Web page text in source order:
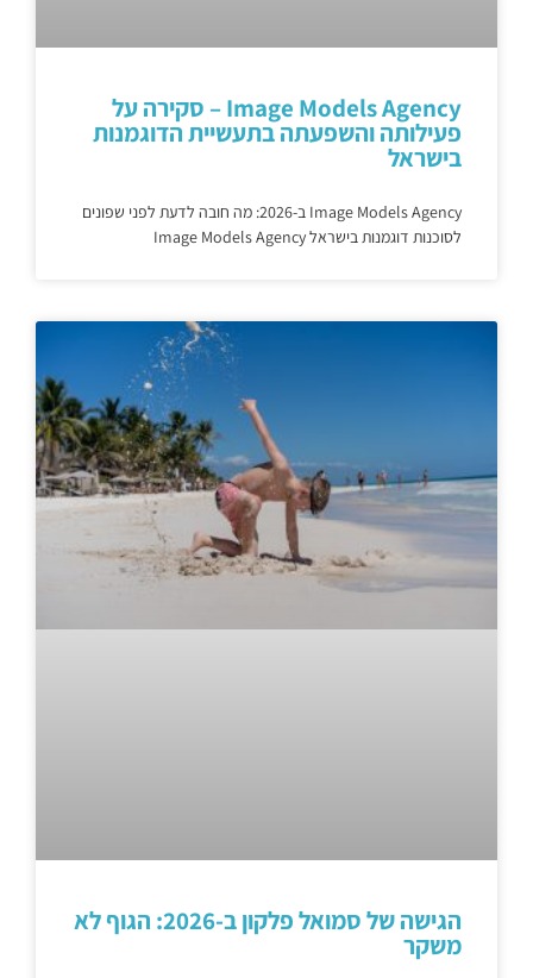
Image Models Agency – סקירה על
פעילותה והשפעתה בתעשיית הדוגמנות
בישראל
Image Models Agency ב-2026: מה חובה לדעת לפני שפונים
לסוכנות דוגמנות בישראל Image Models Agency
הגישה של סמואל פלקון ב-2026: הגוף לא
משקר